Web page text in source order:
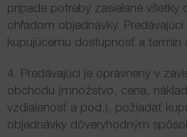
prípade potreby zasielané všetky
ohľadom objednávky.
kupujúcemu dostupnosť a termín
4. Predávajúci je oprávnený v
obchodu (množstvo, cena,
vzdialenosť a pod.), požiadať
objednávky dôveryhodným